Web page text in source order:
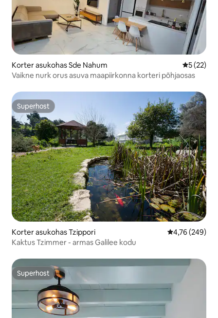
Korter asukohas Sde Nahum Keskmine
5 (22)
Vaikne nurk orus asuva maapiirkonna korteri põhjaosas
Superhost
Superhost
Korter asukohas Tzippori Keskmine
4,76 (249)
Kaktus Tzimmer - armas Galilee kodu
Superhost
Superhost